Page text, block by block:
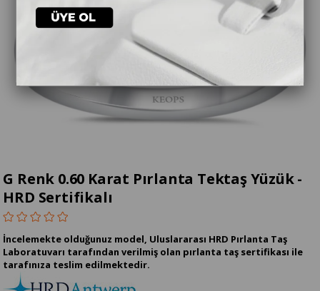
G Renk 0.60 Karat Pırlanta Tektaş Yüzük -
HRD Sertifikalı
İncelemekte olduğunuz model, Uluslararası HRD Pırlanta Taş
Laboratuvarı tarafından verilmiş olan pırlanta taş sertifikası ile
tarafınıza teslim edilmektedir.